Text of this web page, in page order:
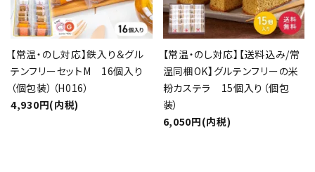
【常温・のし対応】鉄入り＆グル
テンフリーセットM 16個入り
（個包装）（H016）
4,930円(内税)
【常温・のし対応】【送料込み/常
温同梱OK】グルテンフリーの米
粉カステラ 15個入り（個包
装）
6,050円(内税)